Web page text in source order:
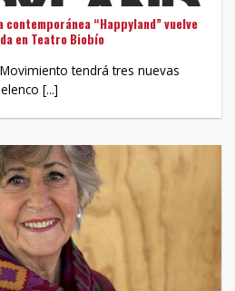
contemporánea “Happyland” vuelve
en Teatro Biobío
tendrá tres nuevas
[...]